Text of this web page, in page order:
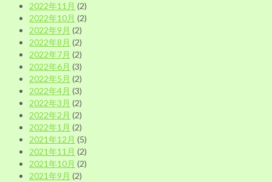
2022年11月 (2)
2022年10月 (2)
2022年9月 (2)
2022年8月 (2)
2022年7月 (2)
2022年6月 (3)
2022年5月 (2)
2022年4月 (3)
2022年3月 (2)
2022年2月 (2)
2022年1月 (2)
2021年12月 (5)
2021年11月 (2)
2021年10月 (2)
2021年9月 (2)